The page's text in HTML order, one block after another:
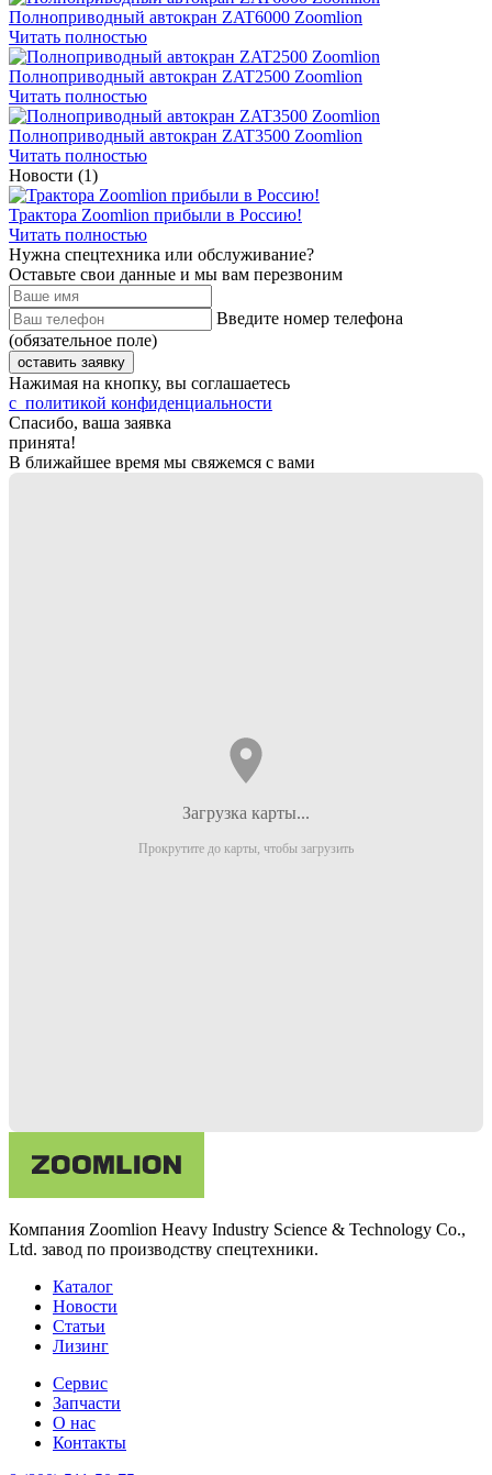
Полноприводный автокран ZAT6000 Zoomlion
Читать полностью
Полноприводный автокран ZAT2500 Zoomlion
Читать полностью
Полноприводный автокран ZAT3500 Zoomlion
Читать полностью
Новости (1)
Трактора Zoomlion прибыли в Россию!
Читать полностью
Нужна спецтехника или обслуживание?
Оставьте свои данные и мы вам перезвоним
Введите номер телефона
(обязательное поле)
оставить заявку
Нажимая на кнопку, вы соглашаетесь
с политикой конфиденциальности
Спасибо, ваша заявка
принята!
В ближайшее время мы свяжемся с вами
Загрузка карты...
Прокрутите до карты, чтобы загрузить
Компания Zoomlion Heavy Industry Science & Technology Co.,
Ltd. завод по производству спецтехники.
Каталог
Новости
Статьи
Лизинг
Сервис
Запчасти
О нас
Контакты